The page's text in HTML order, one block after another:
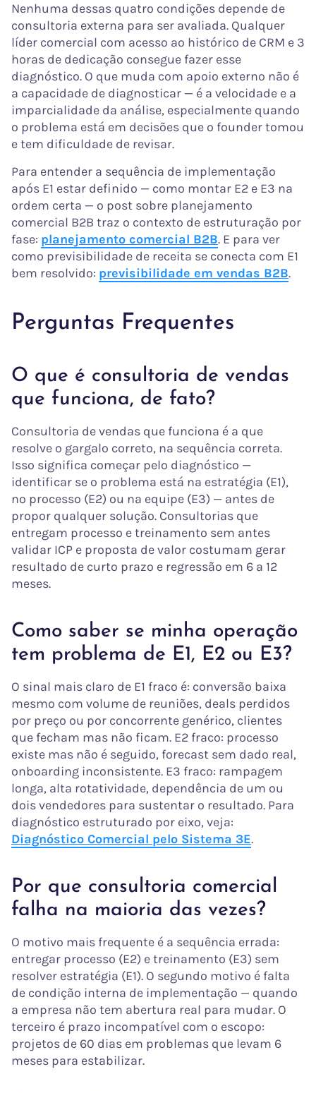
Nenhuma dessas quatro condições depende de
consultoria externa para ser avaliada. Qualquer
líder comercial com acesso ao histórico de CRM e 3
horas de dedicação consegue fazer esse
diagnóstico. O que muda com apoio externo não é
a capacidade de diagnosticar — é a velocidade e a
imparcialidade da análise, especialmente quando
o problema está em decisões que o founder tomou
e tem dificuldade de revisar.
Para entender a sequência de implementação
após E1 estar definido — como montar E2 e E3 na
ordem certa — o post sobre planejamento
comercial B2B traz o contexto de estruturação por
fase: planejamento comercial B2B. E para ver
como previsibilidade de receita se conecta com E1
bem resolvido: previsibilidade em vendas B2B.
Perguntas Frequentes
O que é consultoria de vendas
que funciona, de fato?
Consultoria de vendas que funciona é a que
resolve o gargalo correto, na sequência correta.
Isso significa começar pelo diagnóstico —
identificar se o problema está na estratégia (E1),
no processo (E2) ou na equipe (E3) — antes de
propor qualquer solução. Consultorias que
entregam processo e treinamento sem antes
validar ICP e proposta de valor costumam gerar
resultado de curto prazo e regressão em 6 a 12
meses.
Como saber se minha operação
tem problema de E1, E2 ou E3?
O sinal mais claro de E1 fraco é: conversão baixa
mesmo com volume de reuniões, deals perdidos
por preço ou por concorrente genérico, clientes
que fecham mas não ficam. E2 fraco: processo
existe mas não é seguido, forecast sem dado real,
onboarding inconsistente. E3 fraco: rampagem
longa, alta rotatividade, dependência de um ou
dois vendedores para sustentar o resultado. Para
diagnóstico estruturado por eixo, veja:
Diagnóstico Comercial pelo Sistema 3E.
Por que consultoria comercial
falha na maioria das vezes?
O motivo mais frequente é a sequência errada:
entregar processo (E2) e treinamento (E3) sem
resolver estratégia (E1). O segundo motivo é falta
de condição interna de implementação — quando
a empresa não tem abertura real para mudar. O
terceiro é prazo incompatível com o escopo:
projetos de 60 dias em problemas que levam 6
meses para estabilizar.